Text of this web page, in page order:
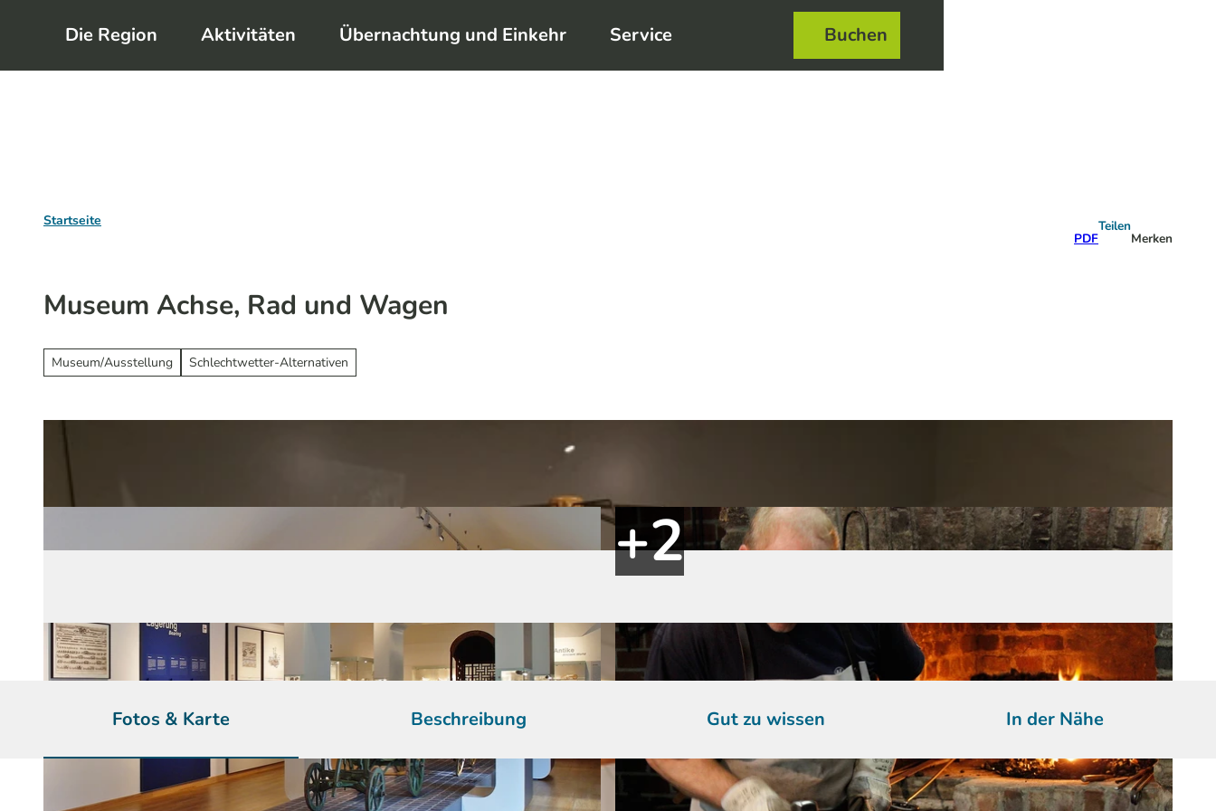
m
Die Region Aktivitäten Übernachtung und Einkehr Service Buchen
Startseite
PDF
Teilen
Merken
Museum Achse, Rad und Wagen
Museum/Ausstellung Schlechtwetter-Alternativen
Fotos & Karte Beschreibung Gut zu wissen In der Nähe